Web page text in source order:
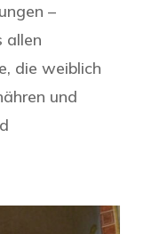
–
allen
die weiblich
und